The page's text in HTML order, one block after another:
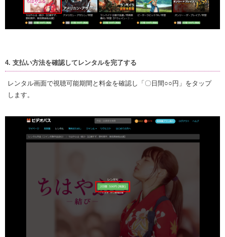
4. 支払い方法を確認してレンタルを完了する
レンタル画面で視聴可能期間と料金を確認し「〇日間○○円」をタップ
します。